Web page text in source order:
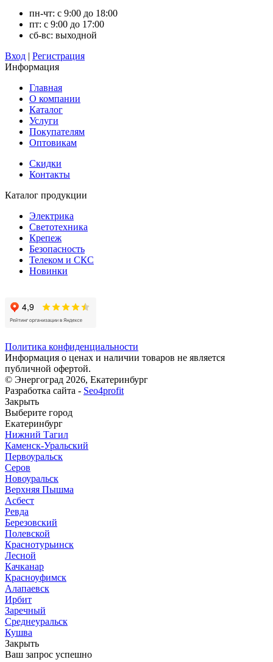
пн-чт: с 9:00 до 18:00
пт: с 9:00 до 17:00
сб-вс: выходной
Вход | Регистрация
Информация
Главная
О компании
Каталог
Услуги
Покупателям
Оптовикам
Скидки
Контакты
Каталог продукции
Электрика
Светотехника
Крепеж
Безопасность
Телеком и СКС
Новинки
Политика конфиденциальности
Информация о ценах и наличии товаров не является
публичной офертой.
© Энергоград 2026, Екатеринбург
Разработка сайта - Seo4profit
Закрыть
Выберите город
Екатеринбург
Нижний Тагил
Каменск-Уральский
Первоуральск
Серов
Новоуральск
Верхняя Пышма
Асбест
Ревда
Березовский
Полевской
Краснотурьинск
Лесной
Качканар
Красноуфимск
Алапаевск
Ирбит
Заречный
Среднеуральск
Кушва
Закрыть
Ваш запрос успешно